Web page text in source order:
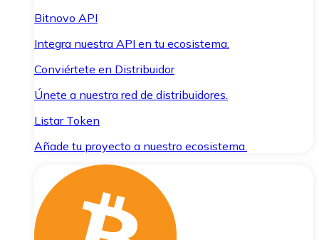
Bitnovo API
Integra nuestra API en tu ecosistema.
Conviértete en Distribuidor
Únete a nuestra red de distribuidores.
Listar Token
Añade tu proyecto a nuestro ecosistema.